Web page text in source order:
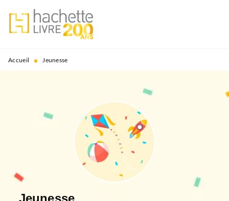
MENU RECHERCHE
PIED DE PAGE
Accueil • Jeunesse
Jeunesse